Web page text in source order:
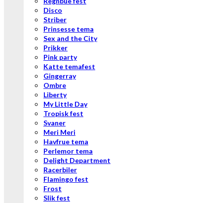
Disco
Striber
Prinsesse tema
Sex and the City
Prikker
Pink party
Katte temafest
Gingerray
Ombre
Liberty
My Little Day
Tropisk fest
Svaner
Meri Meri
Havfrue tema
Perlemor tema
Delight Department
Racerbiler
Flamingo fest
Frost
Slik fest